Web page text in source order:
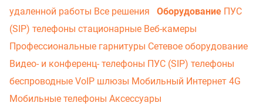
удаленной работы Все решения Оборудование ПУС
(SIP) телефоны стационарные Веб-камеры
Профессиональные гарнитуры Сетевое оборудование
Видео- и конференц- телефоны ПУС (SIP) телефоны
беспроводные VoIP шлюзы Мобильный Интернет 4G
Мобильные телефоны Аксессуары